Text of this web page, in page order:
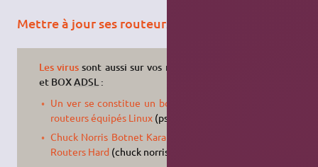
Mettre à jour ses routeurs
Les virus sont aussi sur vos routeurs
et BOXADSL :
Un ver se constitue un botnet de
routeurs équipés Linux (psyb0t)
Chuck Norris Botnet Karate-chops
Routers Hard (chuck norris)